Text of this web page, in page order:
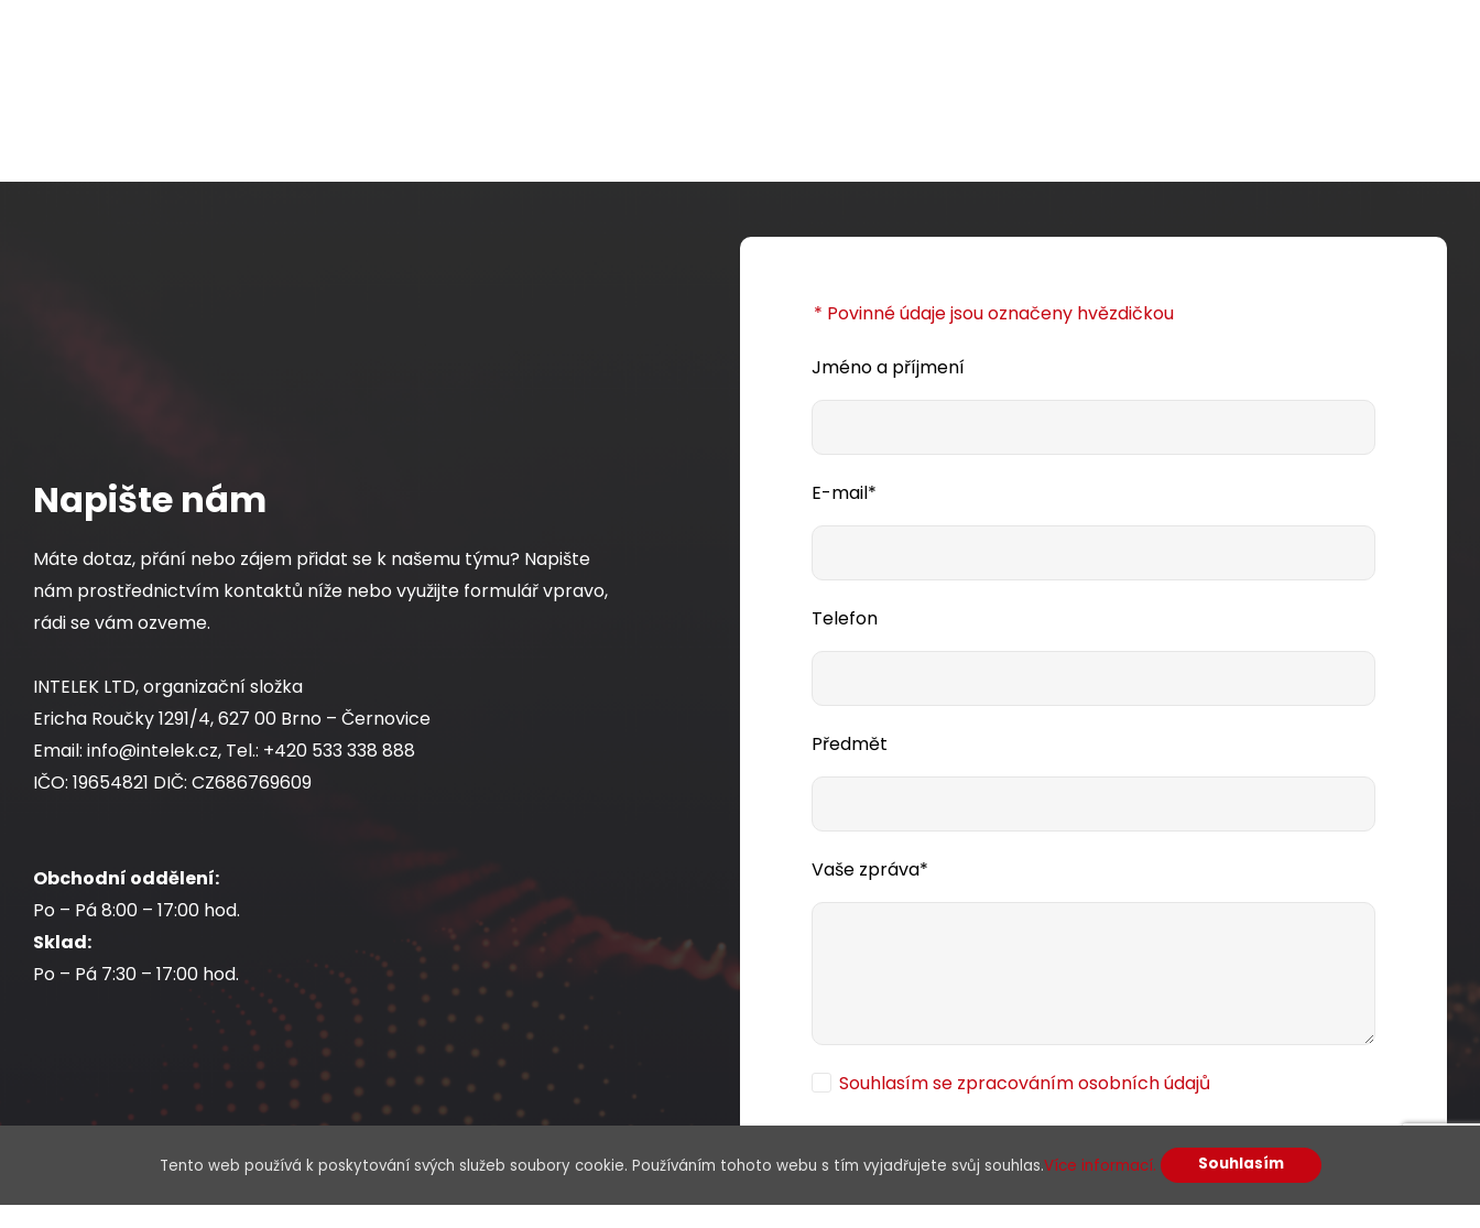
Napište nám
Máte dotaz, přání nebo zájem přidat se k našemu týmu? Napište
nám prostřednictvím kontaktů níže nebo využijte formulář vpravo,
rádi se vám ozveme.
INTELEK LTD, organizační složka
Ericha Roučky 1291/4, 627 00 Brno – Černovice
Email: info@intelek.cz, Tel.: +420 533 338 888
IČO: 19654821 DIČ: CZ686769609
Obchodní oddělení:
Po – Pá 8:00 – 17:00 hod.
Sklad:
Po – Pá 7:30 – 17:00 hod.
* Povinné údaje jsou označeny hvězdičkou
Jméno a příjmení
E-mail*
Telefon
Předmět
Vaše zpráva*
Souhlasím se zpracováním osobních údajů
Tento web používá k poskytování svých služeb soubory cookie. Používáním tohoto webu s tím vyjadřujete svůj souhlas.Více informací. Souhlasím